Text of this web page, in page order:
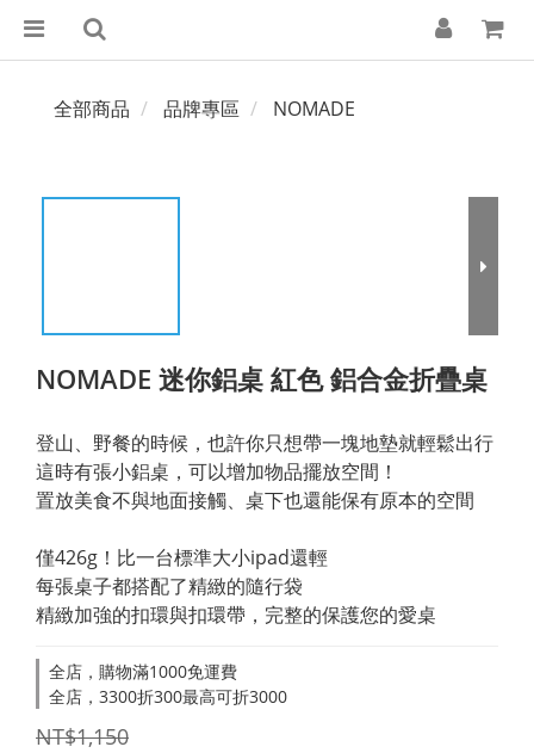
全部商品 品牌專區 NOMADE
NOMADE 迷你鋁桌 紅色 鋁合金折疊桌
登山、野餐的時候，也許你只想帶一塊地墊就輕鬆出行
這時有張小鋁桌，可以增加物品擺放空間！
置放美食不與地面接觸、桌下也還能保有原本的空間
僅426g！比一台標準大小ipad還輕
每張桌子都搭配了精緻的隨行袋
精緻加強的扣環與扣環帶，完整的保護您的愛桌
全店，購物滿1000免運費
全店，3300折300最高可折3000
NT$1,150